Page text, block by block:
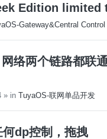
Edition limited
Gateway&Central
络两个链路都联
» in TuyaOS-联网单品开发
dp控制，拖拽